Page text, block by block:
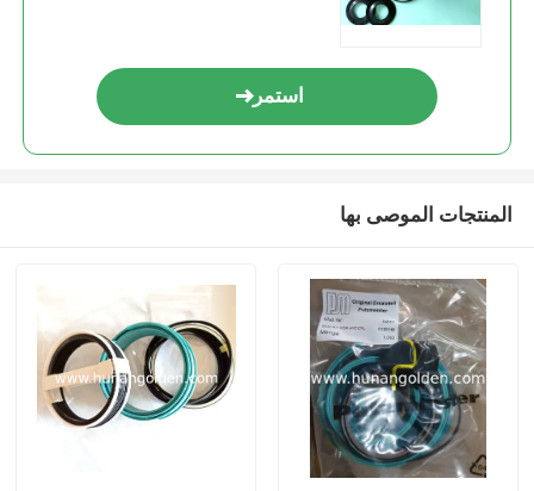
استمر
المنتجات الموصى بها